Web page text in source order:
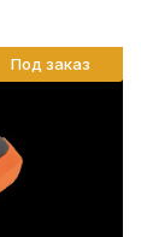
Под заказ